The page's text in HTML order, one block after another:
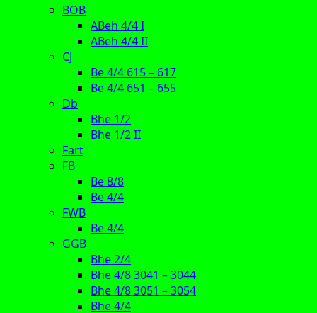
BOB
ABeh 4/4 I
ABeh 4/4 II
CJ
Be 4/4 615 – 617
Be 4/4 651 – 655
Db
Bhe 1/2
Bhe 1/2 II
Fart
FB
Be 8/8
Be 4/4
FWB
Be 4/4
GGB
Bhe 2/4
Bhe 4/8 3041 – 3044
Bhe 4/8 3051 – 3054
Bhe 4/4